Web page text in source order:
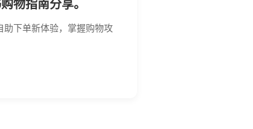
物指南分享。
助下单新体验，掌握购物攻